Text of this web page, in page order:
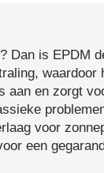
Dan is EPDM
waardoor
aan en zorgt
voor
een